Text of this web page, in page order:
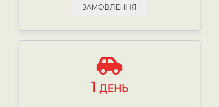
ЗАМОВЛЕННЯ
1 ДЕНЬ